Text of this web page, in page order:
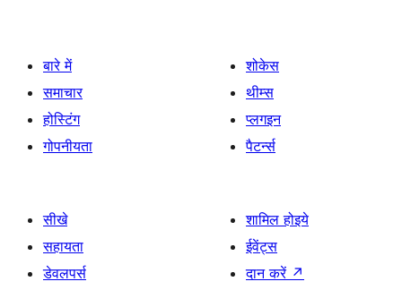
बारे में
समाचार
होस्टिंग
गोपनीयता
शोकेस
थीम्स
प्लगइन
पैटर्न्स
सीखे
सहायता
डेवलपर्स
शामिल होइये
ईवेंट्स
दान करें ↗